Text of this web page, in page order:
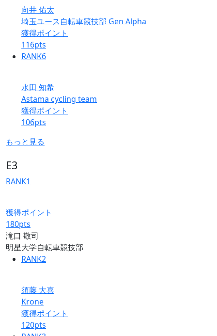
向井 佑太
埼玉ユース自転車競技部 Gen Alpha
獲得ポイント
116pts
RANK6
水田 知希
Astama cycling team
獲得ポイント
106pts
もっと見る
E3
RANK1
獲得ポイント
180pts
滝口 敬司
明星大学自転車競技部
RANK2
須藤 大喜
Krone
獲得ポイント
120pts